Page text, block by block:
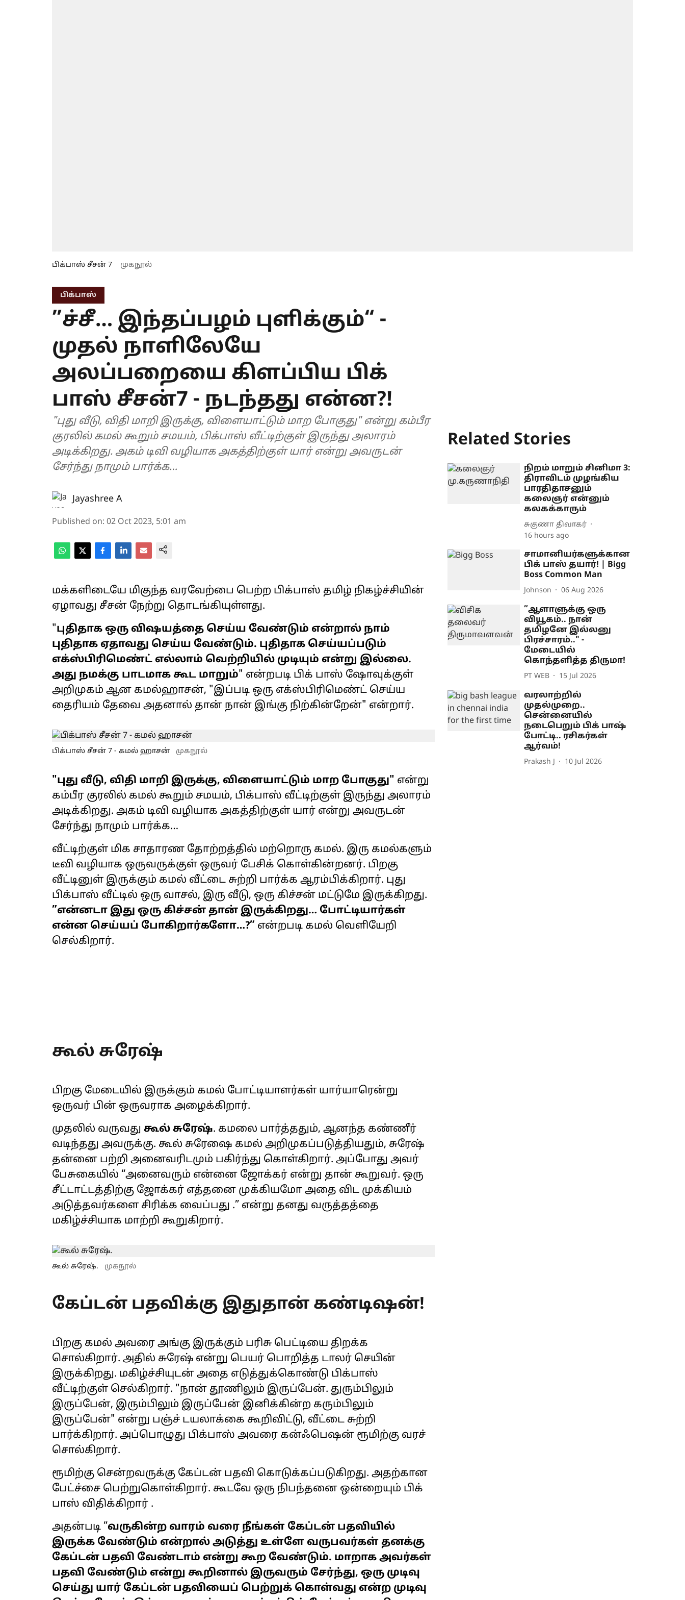
பிக்பாஸ் சீசன் 7 முகநூல்
பிக்பாஸ்
”ச்சீ… இந்தப்பழம் புளிக்கும்“ -
முதல் நாளிலேயே
அலப்பறையை கிளப்பிய பிக்
பாஸ் சீசன்7 - நடந்தது என்ன?!
"புது வீடு, விதி மாறி இருக்கு, விளையாட்டும் மாற போகுது" என்று கம்பீர
குரலில் கமல் கூறும் சமயம், பிக்பாஸ் வீட்டிற்குள் இருந்து அலாரம்
அடிக்கிறது. அகம் டிவி வழியாக அகத்திற்குள் யார் என்று அவருடன்
சேர்ந்து நாமும் பார்க்க…
Jayashree A
Published on: 02 Oct 2023, 5:01 am
மக்களிடையே மிகுந்த வரவேற்பை பெற்ற பிக்பாஸ் தமிழ் நிகழ்ச்சியின்
ஏழாவது சீசன் நேற்று தொடங்கியுள்ளது.
"புதிதாக ஒரு விஷயத்தை செய்ய வேண்டும் என்றால் நாம்
புதிதாக ஏதாவது செய்ய வேண்டும். புதிதாக செய்யப்படும்
எக்ஸ்பிரிமெண்ட் எல்லாம் வெற்றியில் முடியும் என்று இல்லை.
அது நமக்கு பாடமாக கூட மாறும்" என்றபடி பிக் பாஸ் ஷோவுக்குள்
அறிமுகம் ஆன கமல்ஹாசன், "இப்படி ஒரு எக்ஸ்பிரிமெண்ட் செய்ய
தைரியம் தேவை அதனால் தான் நான் இங்கு நிற்கின்றேன்" என்றார்.
பிக்பாஸ் சீசன் 7 - கமல் ஹாசன் முகநூல்
"புது வீடு, விதி மாறி இருக்கு, விளையாட்டும் மாற போகுது" என்று
கம்பீர குரலில் கமல் கூறும் சமயம், பிக்பாஸ் வீட்டிற்குள் இருந்து அலாரம்
அடிக்கிறது. அகம் டிவி வழியாக அகத்திற்குள் யார் என்று அவருடன்
சேர்ந்து நாமும் பார்க்க…
வீட்டிற்குள் மிக சாதாரண தோற்றத்தில் மற்றொரு கமல். இரு கமல்களும்
டீவி வழியாக ஒருவருக்குள் ஒருவர் பேசிக் கொள்கின்றனர். பிறகு
வீட்டினுள் இருக்கும் கமல் வீட்டை சுற்றி பார்க்க ஆரம்பிக்கிறார். புது
பிக்பாஸ் வீட்டில் ஒரு வாசல், இரு வீடு, ஒரு கிச்சன் மட்டுமே இருக்கிறது.
”என்னடா இது ஒரு கிச்சன் தான் இருக்கிறது… போட்டியார்கள்
என்ன செய்யப் போகிறார்களோ…?” என்றபடி கமல் வெளியேறி
செல்கிறார்.
கூல் சுரேஷ்
பிறகு மேடையில் இருக்கும் கமல் போட்டியாளர்கள் யார்யாரென்று
ஒருவர் பின் ஒருவராக அழைக்கிறார்.
முதலில் வருவது கூல் சுரேஷ். கமலை பார்த்ததும், ஆனந்த கண்ணீர்
வடிந்தது அவருக்கு. கூல் சுரேஷை கமல் அறிமுகப்படுத்தியதும், சுரேஷ்
தன்னை பற்றி அனைவரிடமும் பகிர்ந்து கொள்கிறார். அப்போது அவர்
பேசுகையில் “அனைவரும் என்னை ஜோக்கர் என்று தான் கூறுவர். ஒரு
சீட்டாட்டத்திற்கு ஜோக்கர் எத்தனை முக்கியமோ அதை விட முக்கியம்
அடுத்தவர்களை சிரிக்க வைப்பது .” என்று தனது வருத்தத்தை
மகிழ்ச்சியாக மாற்றி கூறுகிறார்.
கூல் சுரேஷ். முகநூல்
கேப்டன் பதவிக்கு இதுதான் கண்டிஷன்!
பிறகு கமல் அவரை அங்கு இருக்கும் பரிசு பெட்டியை திறக்க
சொல்கிறார். அதில் சுரேஷ் என்று பெயர் பொறித்த டாலர் செயின்
இருக்கிறது. மகிழ்ச்சியுடன் அதை எடுத்துக்கொண்டு பிக்பாஸ்
வீட்டிற்குள் செல்கிறார். "நான் தூணிலும் இருப்பேன். துரும்பிலும்
இருப்பேன், இரும்பிலும் இருப்பேன் இனிக்கின்ற கரும்பிலும்
இருப்பேன்" என்று பஞ்ச் டயலாக்கை கூறிவிட்டு, வீட்டை சுற்றி
பார்க்கிறார். அப்பொழுது பிக்பாஸ் அவரை கன்ஃபெஷன் ரூமிற்கு வரச்
சொல்கிறார்.
ரூமிற்கு சென்றவருக்கு கேப்டன் பதவி கொடுக்கப்படுகிறது. அதற்கான
பேட்ச்சை பெற்றுகொள்கிறார். கூடவே ஒரு நிபந்தனை ஒன்றையும் பிக்
பாஸ் விதிக்கிறார் .
அதன்படி ”வருகின்ற வாரம் வரை நீங்கள் கேப்டன் பதவியில்
இருக்க வேண்டும் என்றால் அடுத்து உள்ளே வருபவர்கள் தனக்கு
கேப்டன் பதவி வேண்டாம் என்று கூற வேண்டும். மாறாக அவர்கள்
பதவி வேண்டும் என்று கூறினால் இருவரும் சேர்ந்து, ஒரு முடிவு
செய்து யார் கேப்டன் பதவியைப் பெற்றுக் கொள்வது என்ற முடிவு
Related Stories
நிறம் மாறும் சினிமா 3:
திராவிடம் முழங்கிய
பாரதிதாசனும்
கலைஞர் என்னும்
கலகக்காரும்
சுகுணா திவாகர்
16 hours ago
சாமானியர்களுக்கான
பிக் பாஸ் தயார்! | Bigg
Boss Common Man
Johnson 06 Aug 2026
”ஆளாளுக்கு ஒரு
வியூகம்.. நான்
தமிழனே இல்லனு
பிரச்சாரம்.." -
மேடையில்
கொந்தளித்த திருமா!
PT WEB 15 Jul 2026
வரலாற்றில்
முதல்முறை..
சென்னையில்
நடைபெறும் பிக் பாஷ்
போட்டி.. ரசிகர்கள்
ஆர்வம்!
Prakash J 10 Jul 2026